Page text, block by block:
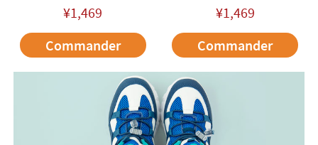
¥1,469
Commander
¥1,469
Commander